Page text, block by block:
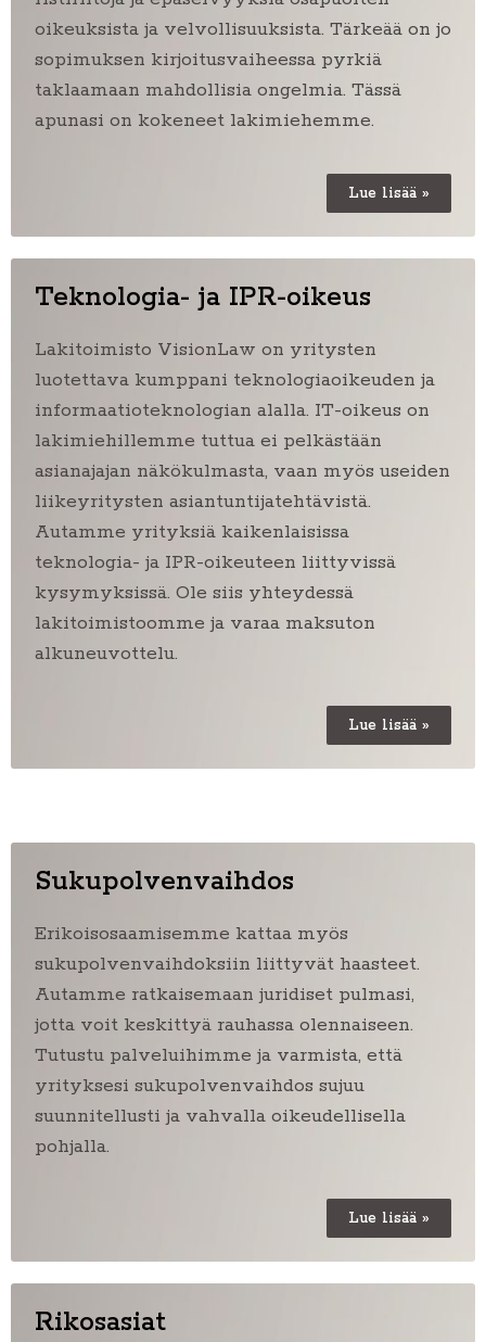
oikeuksista ja velvollisuuksista. Tärkeää on jo
sopimuksen kirjoitusvaiheessa pyrkiä
taklaamaan mahdollisia ongelmia. Tässä
apunasi on kokeneet lakimiehemme.
Lue lisää »
Teknologia- ja IPR-oikeus
Lakitoimisto VisionLaw on yritysten
luotettava kumppani teknologiaoikeuden ja
informaatioteknologian alalla. IT-oikeus on
lakimiehillemme tuttua ei pelkästään
asianajajan näkökulmasta, vaan myös useiden
liikeyritysten asiantuntijatehtävistä.
Autamme yrityksiä kaikenlaisissa
teknologia- ja IPR-oikeuteen liittyvissä
kysymyksissä. Ole siis yhteydessä
lakitoimistoomme ja varaa maksuton
alkuneuvottelu.
Lue lisää »
Sukupolvenvaihdos
Erikoisosaamisemme kattaa myös
sukupolvenvaihdoksiin liittyvät haasteet.
Autamme ratkaisemaan juridiset pulmasi,
jotta voit keskittyä rauhassa olennaiseen.
Tutustu palveluihimme ja varmista, että
yrityksesi sukupolvenvaihdos sujuu
suunnitellusti ja vahvalla oikeudellisella
pohjalla.
Lue lisää »
Rikosasiat